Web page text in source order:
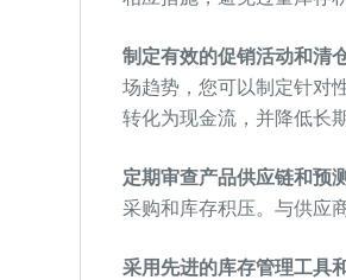
制定有效的促销活动和清
场趋势，您可以制定针对
转化为现金流，并降低长
定期审查产品供应链和预
采购和库存积压。与供应
采用先进的库存管理工具